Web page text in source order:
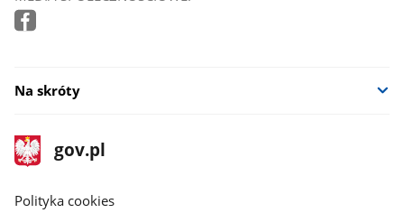
Na skróty
stopka
gov.pl
Strona
gov.pl
gov.pl
Polityka cookies